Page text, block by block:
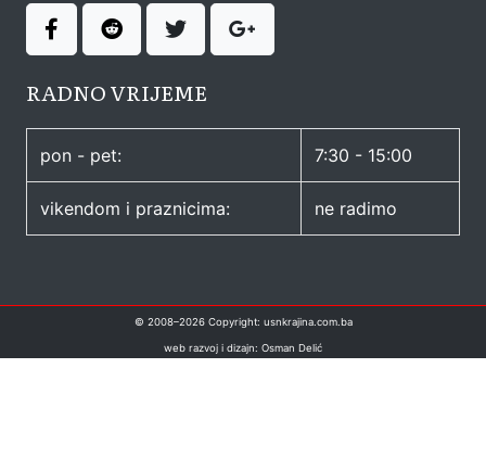
RADNO VRIJEME
pon - pet: 7:30 - 15:00
vikendom i praznicima: ne radimo
© 2008–2026Copyright: usnkrajina.com.ba
web razvoj i dizajn: Osman Delić